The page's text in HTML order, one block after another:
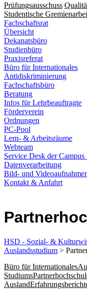
Prüfungsausschuss
Studentische
Fachschaftsrat
Übersicht
Dekanatsbüro
Studienbüro
Praxisreferat
Büro für Internationales
Antidiskriminierung
Fachschaftsbüro
Beratung
Infos für Lehrbeauftragte
Förderverein
Ordnungen
PC-Pool
Lern- & Arbeitsräume
Webteam
Service Desk der
Datenverarbeitung
Bild- und
Kontakt & Anfahrt
HSD - Sozial- &
Auslandsstudium >
Büro für Internationales
Studiums
Ausland